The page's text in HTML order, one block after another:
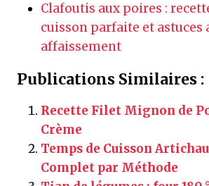
Clafoutis aux poires :
cuisson parfaite et astuces
affaissement
Publications Similaires :
Recette Filet Mignon de
Crème
Temps de Cuisson
Complet par Méthode